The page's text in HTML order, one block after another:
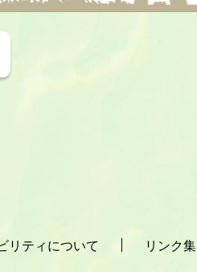
リティについて リンク集